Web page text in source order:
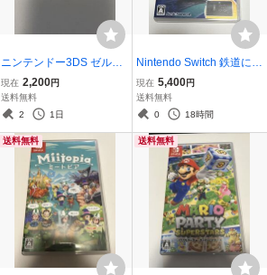
ニンテンドー3DS ゼルダ
の伝説 ムジュラの仮面 ソ
フトのみ
現在 2,200円
送料無料
2
1日
Nintendo Switch 鉄道にっ
ぽん Real Pro 特急走行
名古屋鉄道編
現在 5,400円
送料無料
0
18時間
送料無料 送料無料